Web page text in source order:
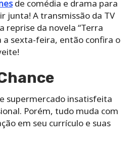
de comédia e drama para
junta! A transmissão da TV
reprise da novela “Terra
a sexta-feira, então confira o
supermercado insatisfeita
Porém, tudo muda com
em seu currículo e suas